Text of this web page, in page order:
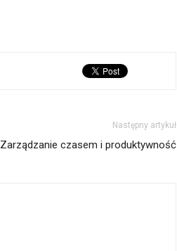
Następny artykuł
Zarządzanie czasem i produktywność